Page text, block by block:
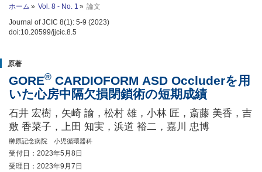
ホーム Vol. 8 - No. 1
論文
Journal of JCIC 8(1): 5-9 (2023)
doi:10.20599/jjcic.8.5
原著
GORE® CARDIOFORM ASD Occluderを用
いた心房中隔欠損閉鎖術の短期成績
石井 宏樹，矢崎 諭，松村 雄，小林 匠，斎藤 美香，吉
敷 香菜子，上田 知実，浜道 裕二，嘉川 忠博
榊原記念病院 小児循環器科
受付日：2023年5月8日
受理日：2023年9月7日